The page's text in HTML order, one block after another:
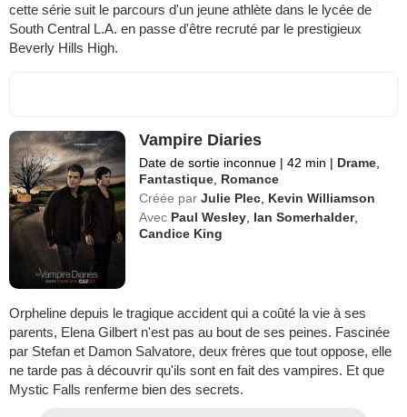
cette série suit le parcours d'un jeune athlète dans le lycée de
South Central L.A. en passe d'être recruté par le prestigieux
Beverly Hills High.
Vampire Diaries
Date de sortie inconnue | 42 min | Drame
Fantastique Romance
Créée par Julie Plec Kevin Williamson
Avec Paul Wesley Ian Somerhalder,
Candice King
Orpheline depuis le tragique accident qui a coûté la vie à ses
parents, Elena Gilbert n'est pas au bout de ses peines. Fascinée
par Stefan et Damon Salvatore, deux frères que tout oppose, elle
ne tarde pas à découvrir qu'ils sont en fait des vampires. Et que
Mystic Falls renferme bien des secrets.